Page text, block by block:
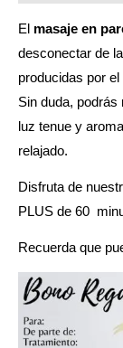
El masaje en
desconectar de
producidas por el
Sin duda, podrás
luz tenue y
relajado.
Disfruta de
PLUS de 60
Recuerda que